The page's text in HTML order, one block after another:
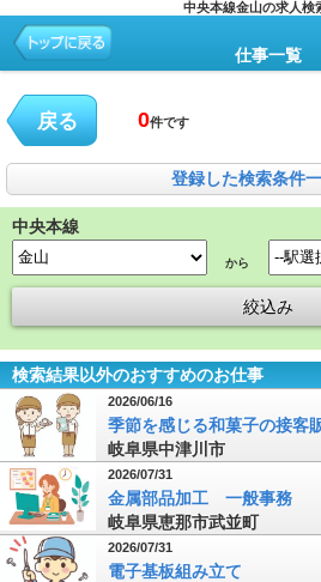
中央本線金山の求人検
仕事一覧
戻る 0件です
登録した検索条件
中央本線
から
検索結果以外のおすすめのお仕事
2026/06/16
季節を感じる和菓子の接客
岐阜県中津川市
2026/07/31
金属部品加工 一般事務
岐阜県恵那市武並町
2026/07/31
電子基板組み立て